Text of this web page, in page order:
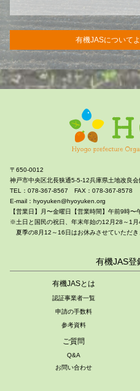
有機JASについて
〒650-0012
神戸市中央区北長狭通5-5-12兵庫県土地改良会
TEL：078-367-8567 FAX：078-367-8578
E-mail：hyoyuken@hyoyuken.org
【営業日】月〜金曜日【営業時間】午前9時〜
※土日と国民の祝日、年末年始の12月28～1月
夏季の8月12～16日はお休みさせていただき
有機JAS登
有機JASとは
認証事業者一覧
申請の手数料
参考資料
ご質問
Q&A
お問い合わせ